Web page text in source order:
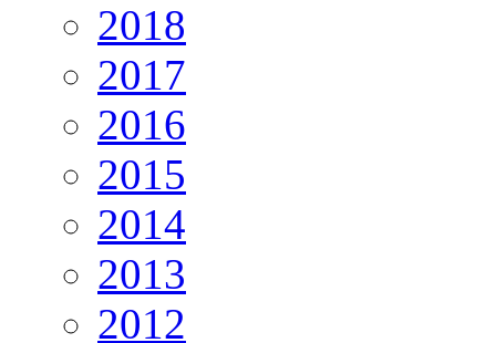
2018
2017
2016
2015
2014
2013
2012